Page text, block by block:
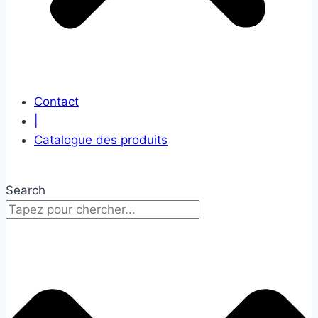
Contact
Catalogue des produits
Search